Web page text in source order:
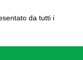
da tutti i